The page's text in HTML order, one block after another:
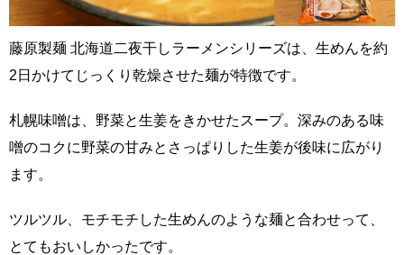
藤原製麺 北海道二夜干しラーメンシリーズは、生めんを約
2日かけてじっくり乾燥させた麺が特徴です。
札幌味噌は、野菜と生姜をきかせたスープ。深みのある味
噌のコクに野菜の甘みとさっぱりした生姜が後味に広がり
ます。
ツルツル、モチモチした生めんのような麺と合わせって、
とてもおいしかったです。